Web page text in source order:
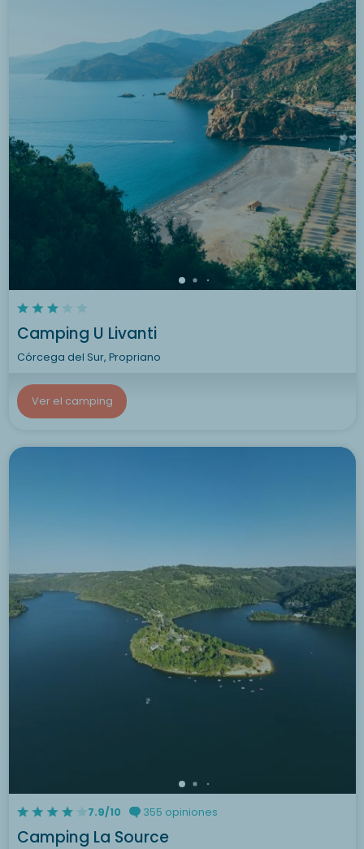
Camping U Livanti
Córcega del Sur, Propriano
Ver el camping
7.9/10 355 opiniones
Camping La Source